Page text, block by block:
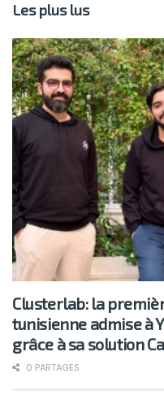
Les plus lus
Clusterlab: la
tunisienne admise à
grâce à sa solution
0 PARTAGES